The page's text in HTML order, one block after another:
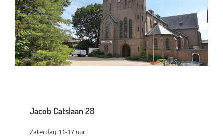
Jacob Catslaan 28
Zaterdag 11-17 uur